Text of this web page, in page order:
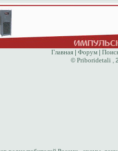
Главная Форум
© Priboridetali ,